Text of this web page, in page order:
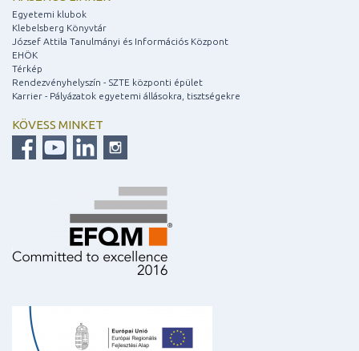
Egyetemi klubok
Klebelsberg Könyvtár
József Attila Tanulmányi és Információs Központ
EHÖK
Térkép
Rendezvényhelyszín - SZTE központi épület
Karrier - Pályázatok egyetemi állásokra, tisztségekre
KÖVESS MINKET